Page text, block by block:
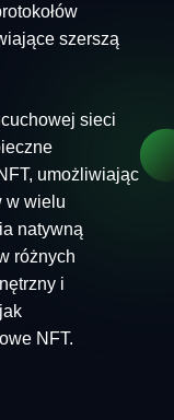
szerszą
sieci
umożliwiając
w wielu
natywną
różnych
i
NFT.